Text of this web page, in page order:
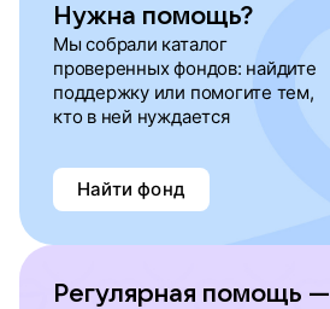
Нужна помощь?
Мы собрали каталог
проверенных фондов: найдите
поддержку или помогите тем,
кто в ней нуждается
Найти фонд
Регулярная помощь —